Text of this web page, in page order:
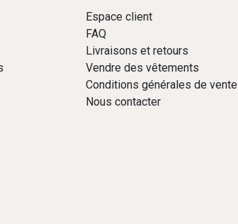
Espace client
FAQ
Livraisons et retours
Vendre des vêtements
Conditions générales de vente
Nous contacter